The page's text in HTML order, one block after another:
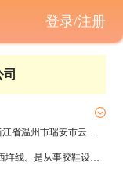
瑞安市远久鞋业有限公司创建于2002年，位于浙江省温州市瑞安市云周街道西垟线，是一家集研发、设计、生产于一体的硫化鞋企业 ，公司拥有员工约600人，公司配套设施齐全，技术力量雄厚，三条先进的生产线。年产量超过500万双，客户订单稳定充足，长年无淡季，本公司人性化管理方式让员工有家庭的归属感，能为员工提供发展平台，现公布下列空缺岗位， 诚挚的邀请您的加入，加盟远久是您明智的选择！
司连续多年被政府及有关部门评为“重合同守信用企业”、“AAA级信用单位”、“消费者满意产品”、“规范化达标企业”、“先进企业”等荣誉称号，具有浙江制造世界品牌荣誉之称，是瑞安市鞋革协会常务理事单位。
登录/注册